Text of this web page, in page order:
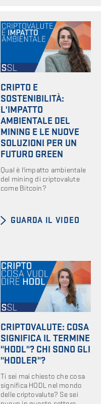
CRIPTO E
SOSTENIBILITÀ:
L'IMPATTO
AMBIENTALE DEL
MINING E LE NUOVE
SOLUZIONI PER UN
FUTURO GREEN
Qual è l'impatto ambientale
del mining di criptovalute
come Bitcoin?
GUARDA IL VIDEO
CRIPTOVALUTE: COSA
SIGNIFICA IL TERMINE
"HODL"? CHI SONO GLI
"HODLER"?
Ti sei mai chiesto che cosa
significa HODL nel mondo
delle criptovalute? Se sei